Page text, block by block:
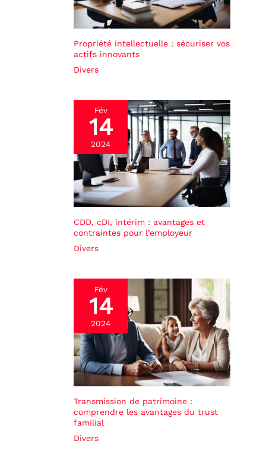
Propriété intellectuelle : sécuriser vos
actifs innovants
Divers
Fév
14
2024
CDD, cDI, intérim : avantages et
contraintes pour l’employeur
Divers
Fév
14
2024
Transmission de patrimoine :
comprendre les avantages du trust
familial
Divers